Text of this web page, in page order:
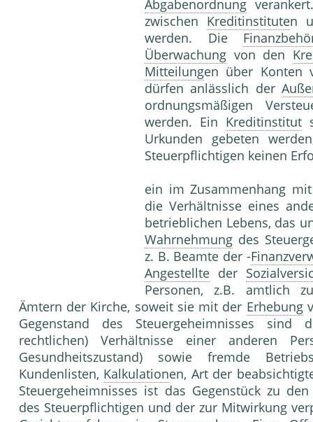
Abgabenordnung
zwischen Kreditinstituten
werden. Die
Überwachung von den
Mitteilungen über Konten
dürfen anlässlich der
ordnungsmäßigen
werden. Ein Kreditinstitut
Urkunden gebeten
Steuerpflichtigen keinen
ein im Zusammenhang
die Verhältnisse eines
betrieblichen Lebens, das
Wahrnehmung des
z. B. Beamte der -
Angestellte der
Personen, z.B. amtlich
Ämtern der Kirche, soweit sie mit der Erhebung
Gegenstand des Steuergeheimnisses sind
rechtlichen) Verhältnisse einer anderen
Gesundheitszustand) sowie fremde
Kundenlisten, Kalkulationen, Art der
Steuergeheimnisses ist das Gegenstück zu
des Steuerpflichtigen und der zur Mitwirkung